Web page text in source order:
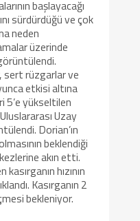
başlayacağı
sürdürdüğü ve çok
neden
üzerinde
sert rüzgarlar ve
etkisi altına
5’e yükseltilen
Uzay
Dorian’ın
beklendiği
akın etti.
hızının
Kasırganın 2
bekleniyor.